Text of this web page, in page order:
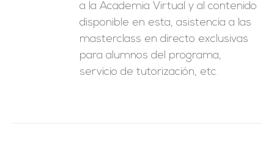
a la Academia Virtual y al contenido
disponible en esta, asistencia a las
masterclass en directo exclusivas
para alumnos del programa,
servicio de tutorización, etc.